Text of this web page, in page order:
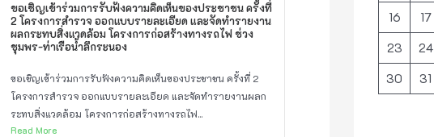
ขอเชิญเข้าร่วมการรับฟังความคิดเห็นของประชาชน ครั้งที่
2 โครงการสำรวจ ออกแบบรายละเอียด และจัดทำรายงาน
ผลกระทบสิ่งแวดล้อม โครงการก่อสร้างทางรถไฟ ช่วง
ชุมพร-ท่าเรือน้ำลึกระนอง
ขอเชิญเข้าร่วมการรับฟังความคิดเห็นของประชาชน ครั้งที่ 2
โครงการสำรวจ ออกแบบรายละเอียด และจัดทำรายงานผลก
ระทบสิ่งแวดล้อม โครงการก่อสร้างทางรถไฟ...
Read More
16
17
23
24
30
31